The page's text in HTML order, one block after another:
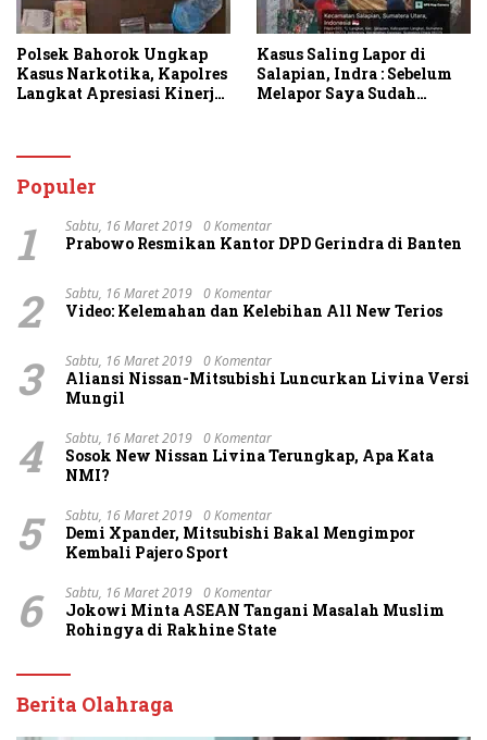
Polsek Bahorok Ungkap
Kasus Narkotika, Kapolres
Langkat Apresiasi Kinerja
Layanan 110
Kasus Saling Lapor di
Salapian, Indra : Sebelum
Melapor Saya Sudah
Populer
1 Sabtu, 16 Maret 2019 0 Komentar
Prabowo Resmikan Kantor DPD Gerindra di Banten
2 Sabtu, 16 Maret 2019 0 Komentar
Video: Kelemahan dan Kelebihan All New Terios
3 Sabtu, 16 Maret 2019 0 Komentar
Aliansi Nissan-Mitsubishi Luncurkan Livina Versi
Mungil
4 Sabtu, 16 Maret 2019 0 Komentar
Sosok New Nissan Livina Terungkap, Apa Kata
NMI?
5 Sabtu, 16 Maret 2019 0 Komentar
Demi Xpander, Mitsubishi Bakal Mengimpor
Kembali Pajero Sport
6 Sabtu, 16 Maret 2019 0 Komentar
Jokowi Minta ASEAN Tangani Masalah Muslim
Rohingya di Rakhine State
Berita Olahraga